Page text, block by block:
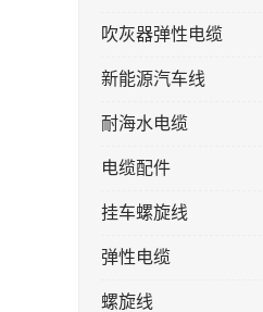
吹灰器弹性电缆
新能源汽车线
耐海水电缆
电缆配件
挂车螺旋线
弹性电缆
螺旋线